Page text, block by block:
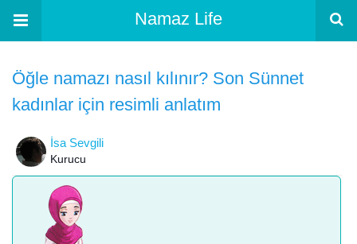
Namaz Life
Öğle namazı nasıl kılınır? Son Sünnet
kadınlar için resimli anlatım
İsa Sevgili
Kurucu